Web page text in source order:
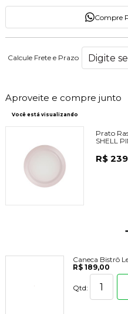
Compre
Calcule Frete e Prazo
Aproveite e compre junto
Você está visualizando
Prato
SHELL
R$
Caneca Bistrô
R$ 189,00
Qtd: